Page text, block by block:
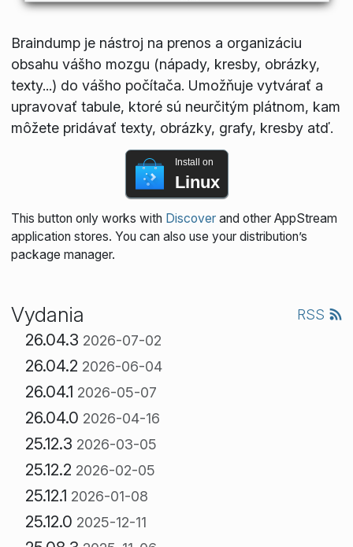
Braindump je nástroj na prenos a organizáciu
obsahu vášho mozgu (nápady, kresby, obrázky,
texty...) do vášho počítača. Umožňuje vytvárať a
upravovať tabule, ktoré sú neurčitým plátnom, kam
môžete pridávať texty, obrázky, grafy, kresby atď.
Install on
Linux
This button only works with Discoverand other AppStream
application stores. You can also use your distribution’s
package manager.
Vydania RSS
26.04.3 2026-07-02
26.04.2 2026-06-04
26.04.1 2026-05-07
26.04.0 2026-04-16
25.12.3 2026-03-05
25.12.2 2026-02-05
25.12.1 2026-01-08
25.12.0 2025-12-11